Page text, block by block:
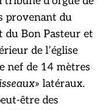
provenant du
du Bon Pasteur et
de l’église
nef de 14 mètres
» latéraux.
être des